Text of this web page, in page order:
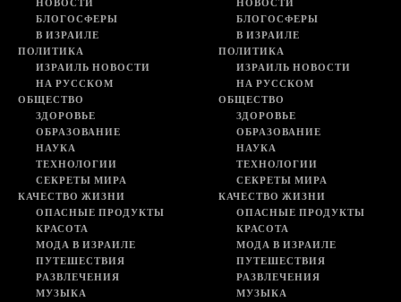
БЛОГОСФЕРЫ
В ИЗРАИЛЕ
ПОЛИТИКА
ИЗРАИЛЬ НОВОСТИ
НА РУССКОМ
ОБЩЕСТВО
ЗДОРОВЬЕ
ОБРАЗОВАНИЕ
НАУКА
ТЕХНОЛОГИИ
СЕКРЕТЫ МИРА
КАЧЕСТВО ЖИЗНИ
ОПАСНЫЕ ПРОДУКТЫ
КРАСОТА
МОДА В ИЗРАИЛЕ
ПУТЕШЕСТВИЯ
РАЗВЛЕЧЕНИЯ
МУЗЫКА
БЛОГОСФЕРЫ
В ИЗРАИЛЕ
ПОЛИТИКА
ИЗРАИЛЬ НОВОСТИ
НА РУССКОМ
ОБЩЕСТВО
ЗДОРОВЬЕ
ОБРАЗОВАНИЕ
НАУКА
ТЕХНОЛОГИИ
СЕКРЕТЫ МИРА
КАЧЕСТВО ЖИЗНИ
ОПАСНЫЕ ПРОДУКТЫ
КРАСОТА
МОДА В ИЗРАИЛЕ
ПУТЕШЕСТВИЯ
РАЗВЛЕЧЕНИЯ
МУЗЫКА